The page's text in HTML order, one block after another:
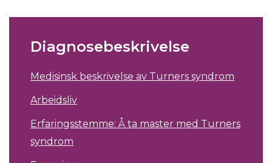
Diagnosebeskrivelse
Medisinsk beskrivelse av Turners syndrom
Arbeidsliv
Erfaringsstemme: Å ta master med Turners
syndrom